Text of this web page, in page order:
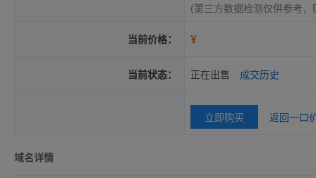
(第三方数据检测仅供参考
当前价格： ¥
当前状态： 正在出售 成交历史
立即购买 返回一口
域名详情